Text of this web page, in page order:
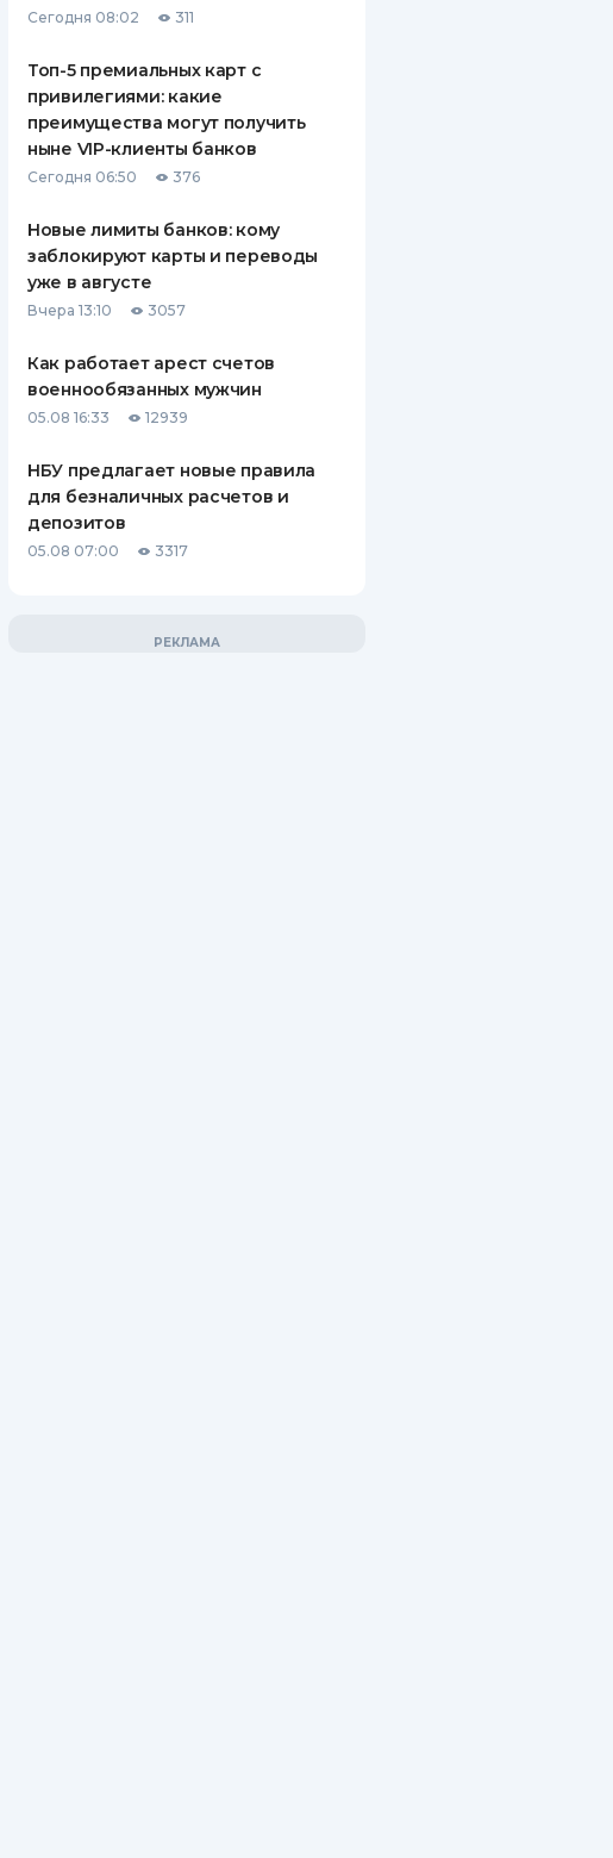
ВСЕ СТРАХОВЫЕ ПОЛИСЫ
СТРАХОВЫЕ КОМПАНИИ
КОМПАНИЯХ
КОНТАКТЫ
Сегодня 08:02 311
Топ-5 премиальных карт с
привилегиями: какие
преимущества могут получить
ныне VIP-клиенты банков
Сегодня 06:50 376
Новые лимиты банков: кому
заблокируют карты и переводы
уже в августе
Вчера 13:10 3057
Как работает арест счетов
военнообязанных мужчин
05.08 16:33 12939
НБУ предлагает новые правила
для безналичных расчетов и
депозитов
05.08 07:00 3317